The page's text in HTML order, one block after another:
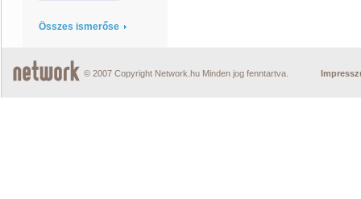
Összes ismerőse
© 2007 Copyright Network.hu Minden jog fenntartva.